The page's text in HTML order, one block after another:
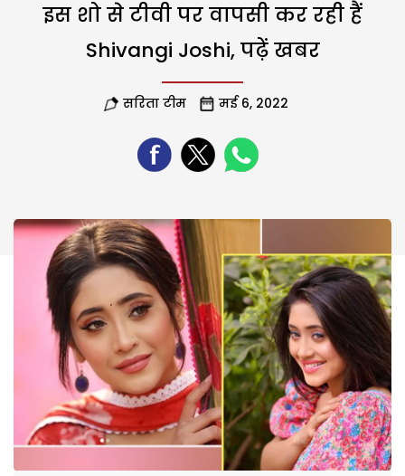
इस शो से टीवी पर वापसी कर रही हैं
Shivangi Joshi, पढ़ें खबर
सरिता टीम मई 6, 2022